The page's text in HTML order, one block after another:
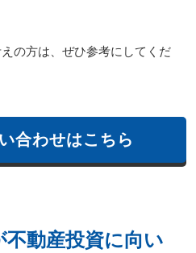
の方は、ぜひ参考にしてくだ
合わせはこちら
動産投資に向い